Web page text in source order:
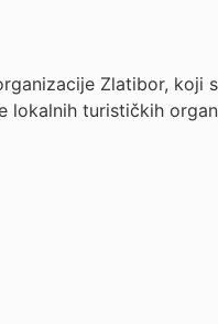
Zlatibor, koji
lokalnih turističkih